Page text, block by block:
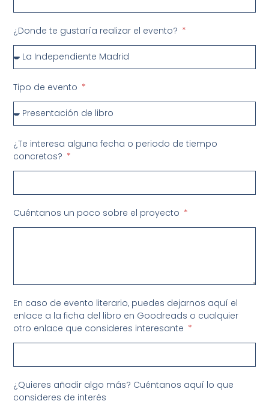
¿Donde te gustaría realizar el evento?
Tipo de evento
¿Te interesa alguna fecha o periodo de tiempo
concretos?
Cuéntanos un poco sobre el proyecto
En caso de evento literario, puedes dejarnos aquí el
enlace a la ficha del libro en Goodreads o cualquier
otro enlace que consideres interesante
¿Quieres añadir algo más? Cuéntanos aquí lo que
consideres de interés